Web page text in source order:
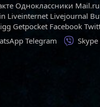
Одноклассники Mail.ru
Liveinternet Livejournal
Getpocket Facebook
Telegram Viber
Skype